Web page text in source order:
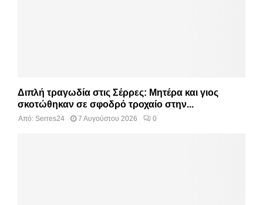
Διπλή τραγωδία στις Σέρρες: Μητέρα και γιος
σκοτώθηκαν σε σφοδρό τροχαίο στην...
Από: Serres24 7 Αυγούστου 2026 0